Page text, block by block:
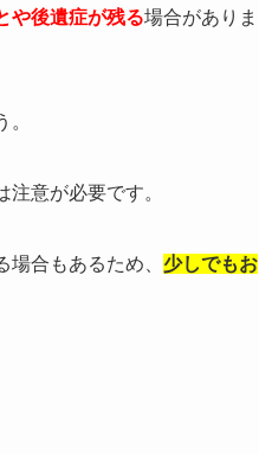
や後遺症が残る場合がありま
意が必要です。
合もあるため、 少しでもお